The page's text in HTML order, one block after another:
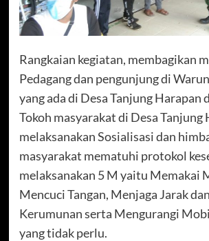
Rangkaian kegiatan, membagikan
Pedagang dan pengunjung di
yang ada di Desa Tanjung Harapan
Tokoh masyarakat di Desa Tanjung
melaksanakan Sosialisasi dan
masyarakat mematuhi protokol
melaksanakan 5 M yaitu Memakai
Mencuci Tangan, Menjaga Jarak
Kerumunan serta Mengurangi
yang tidak perlu.